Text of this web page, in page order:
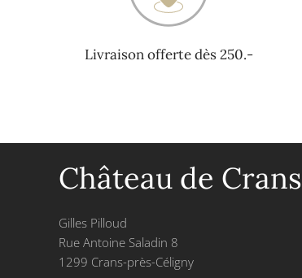
Livraison offerte dès 250.-
Château de Crans
Gilles Pilloud
Rue Antoine Saladin 8
1299 Crans-près-Céligny